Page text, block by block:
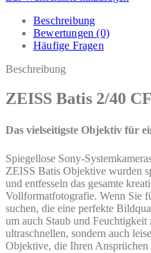
Beschreibung
Bewertungen (0)
Häufige Fragen
Beschreibung
ZEISS Batis 2/40
Das vielseitigste Objektiv für
Spiegellose Sony-
ZEISS Batis Objektive wurden
und entfesseln das gesamte
Vollformatfotografie. Wenn Sie
suchen, die eine perfekte
um auch Staub und
ultraschnellen, sondern auch
Objektive, die Ihren Ansprüchen